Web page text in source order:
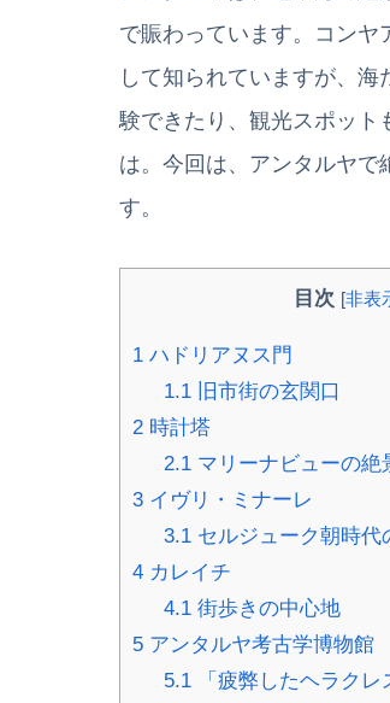
で賑わっています。コンヤ
して知られていますが、
験できたり、観光スポット
は。今回は、アンタルヤで
す。
目次 [非表
1 ハドリアヌス門
1.1旧市街の玄関口
2 時計塔
2.1マリーナビューの絶
3 イヴリ・ミナーレ
3.1セルジューク朝時代
4 カレイチ
4.1街歩きの中心地
5 アンタルヤ考古学博物館
5.1「疲弊したヘラクレ